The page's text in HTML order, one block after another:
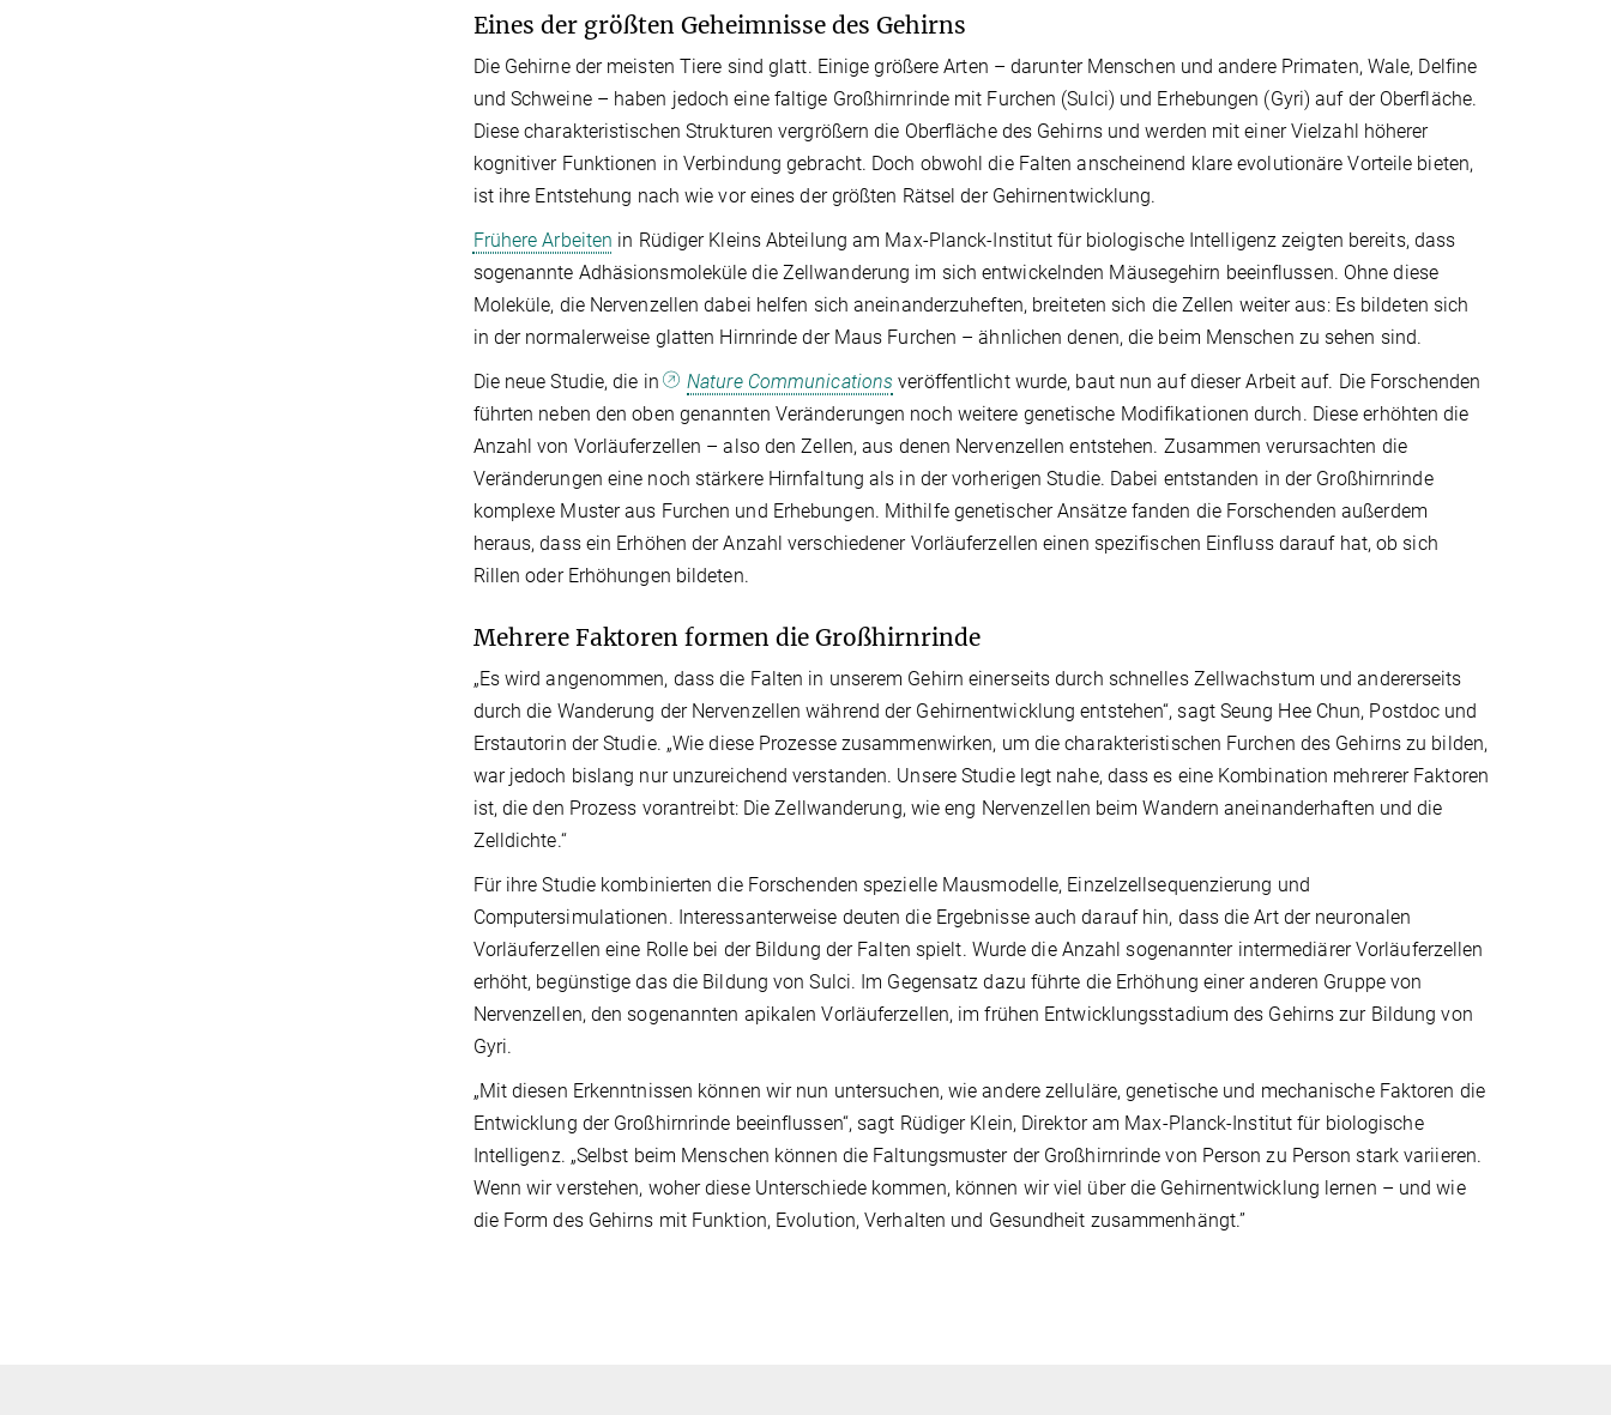
Eines der größten Geheimnisse des Gehirns
Die Gehirne der meisten Tiere sind glatt. Einige größere Arten – darunter Menschen und andere Primaten, Wale, Delfine
und Schweine – haben jedoch eine faltige Großhirnrinde mit Furchen (Sulci) und Erhebungen (Gyri) auf der Oberfläche.
Diese charakteristischen Strukturen vergrößern die Oberfläche des Gehirns und werden mit einer Vielzahl höherer
kognitiver Funktionen in Verbindung gebracht. Doch obwohl die Falten anscheinend klare evolutionäre Vorteile bieten,
ist ihre Entstehung nach wie vor eines der größten Rätsel der Gehirnentwicklung.
Frühere Arbeiten in Rüdiger Kleins Abteilung am Max-Planck-Institut für biologische Intelligenz zeigten bereits, dass
sogenannte Adhäsionsmoleküle die Zellwanderung im sich entwickelnden Mäusegehirn beeinflussen. Ohne diese
Moleküle, die Nervenzellen dabei helfen sich aneinanderzuheften, breiteten sich die Zellen weiter aus: Es bildeten sich
in der normalerweise glatten Hirnrinde der Maus Furchen – ähnlichen denen, die beim Menschen zu sehen sind.
Die neue Studie, die in
Nature Communications veröffentlicht wurde, baut nun auf dieser Arbeit auf. Die Forschenden
führten neben den oben genannten Veränderungen noch weitere genetische Modifikationen durch. Diese erhöhten die
Anzahl von Vorläuferzellen – also den Zellen, aus denen Nervenzellen entstehen. Zusammen verursachten die
Veränderungen eine noch stärkere Hirnfaltung als in der vorherigen Studie. Dabei entstanden in der Großhirnrinde
komplexe Muster aus Furchen und Erhebungen. Mithilfe genetischer Ansätze fanden die Forschenden außerdem
heraus, dass ein Erhöhen der Anzahl verschiedener Vorläuferzellen einen spezifischen Einfluss darauf hat, ob sich
Rillen oder Erhöhungen bildeten.
Mehrere Faktoren formen die Großhirnrinde
„Es wird angenommen, dass die Falten in unserem Gehirn einerseits durch schnelles Zellwachstum und andererseits
durch die Wanderung der Nervenzellen während der Gehirnentwicklung entstehen“, sagt Seung Hee Chun, Postdoc und
Erstautorin der Studie. „Wie diese Prozesse zusammenwirken, um die charakteristischen Furchen des Gehirns zu bilden,
war jedoch bislang nur unzureichend verstanden. Unsere Studie legt nahe, dass es eine Kombination mehrerer Faktoren
ist, die den Prozess vorantreibt: Die Zellwanderung, wie eng Nervenzellen beim Wandern aneinanderhaften und die
Zelldichte.“
Für ihre Studie kombinierten die Forschenden spezielle Mausmodelle, Einzelzellsequenzierung und
Computersimulationen. Interessanterweise deuten die Ergebnisse auch darauf hin, dass die Art der neuronalen
Vorläuferzellen eine Rolle bei der Bildung der Falten spielt. Wurde die Anzahl sogenannter intermediärer Vorläuferzellen
erhöht, begünstige das die Bildung von Sulci. Im Gegensatz dazu führte die Erhöhung einer anderen Gruppe von
Nervenzellen, den sogenannten apikalen Vorläuferzellen, im frühen Entwicklungsstadium des Gehirns zur Bildung von
Gyri.
„Mit diesen Erkenntnissen können wir nun untersuchen, wie andere zelluläre, genetische und mechanische Faktoren die
Entwicklung der Großhirnrinde beeinflussen“, sagt Rüdiger Klein, Direktor am Max-Planck-Institut für biologische
Intelligenz. „Selbst beim Menschen können die Faltungsmuster der Großhirnrinde von Person zu Person stark variieren.
Wenn wir verstehen, woher diese Unterschiede kommen, können wir viel über die Gehirnentwicklung lernen – und wie
die Form des Gehirns mit Funktion, Evolution, Verhalten und Gesundheit zusammenhängt.”